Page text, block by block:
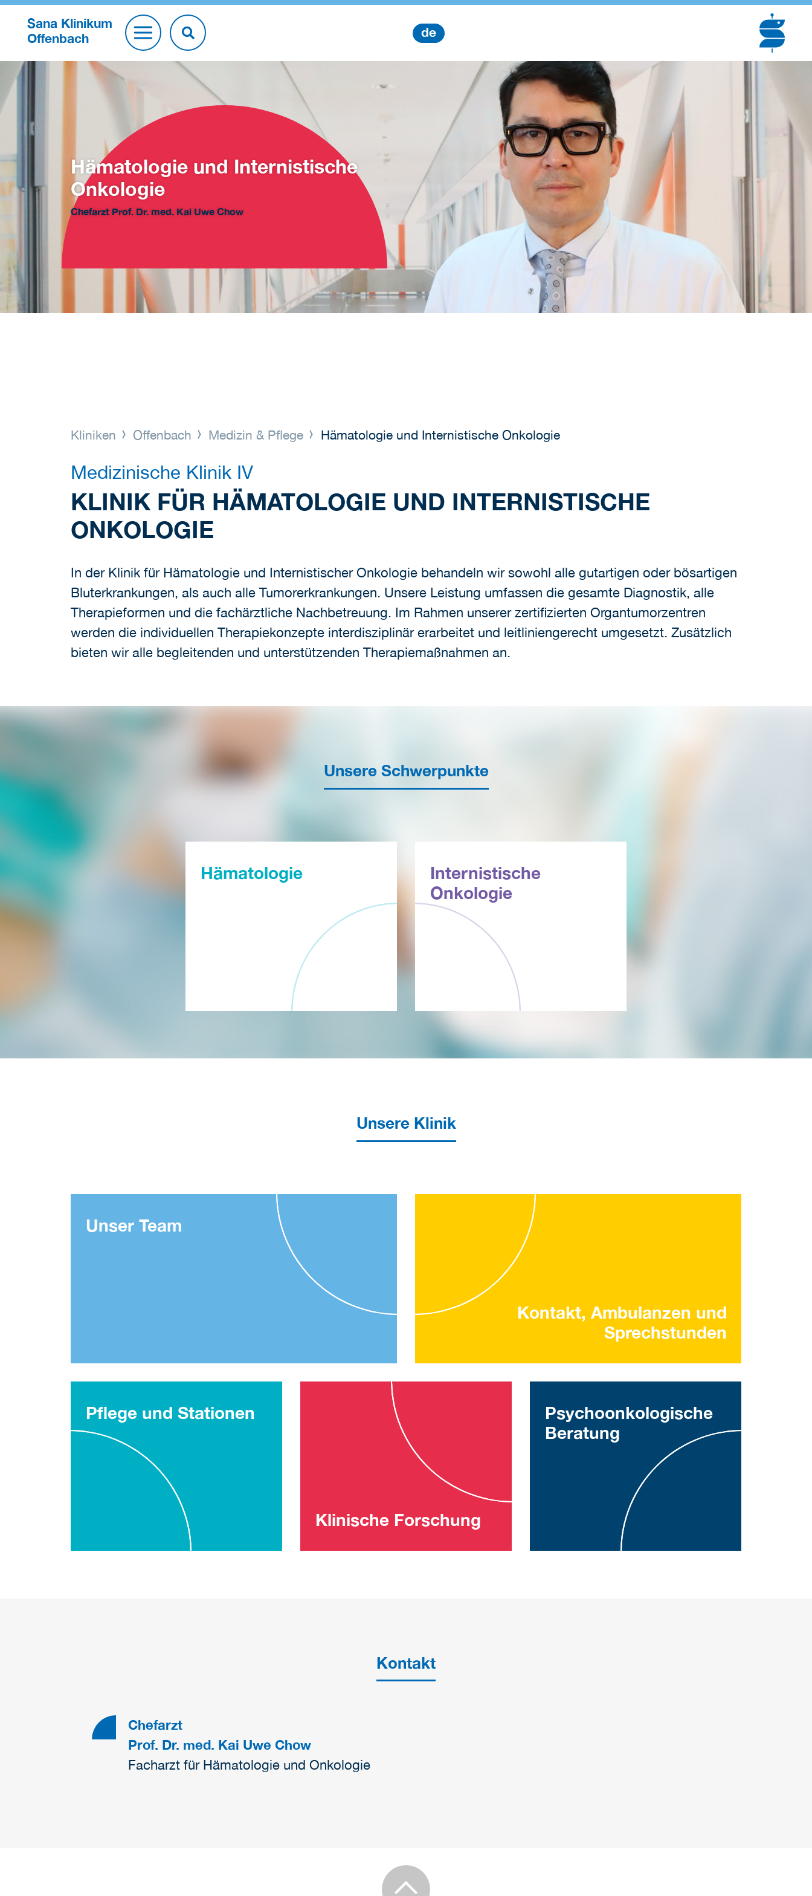
Sana Klinikum
Offenbach
de
Hämatologie und Internistische
Onkologie
Chefarzt Prof. Dr. med. Kai Uwe Chow
Kliniken Offenbach Medizin & Pflege Hämatologie und Internistische Onkologie
Medizinische Klinik IV
KLINIK FÜR HÄMATOLOGIE UND INTERNISTISCHE
ONKOLOGIE
In der Klinik für Hämatologie und Internistischer Onkologie behandeln wir sowohl alle gutartigen oder bösartigen
Bluterkrankungen, als auch alle Tumorerkrankungen. Unsere Leistung umfassen die gesamte Diagnostik, alle
Therapieformen und die fachärztliche Nachbetreuung. Im Rahmen unserer zertifizierten Organtumorzentren
werden die individuellen Therapiekonzepte interdisziplinär erarbeitet und leitliniengerecht umgesetzt. Zusätzlich
bieten wir alle begleitenden und unterstützenden Therapiemaßnahmen an.
Unsere Schwerpunkte
Hämatologie
Internistische
Onkologie
Unsere Klinik
Unser Team
Kontakt, Ambulanzen und
Sprechstunden
Pflege und Stationen
Klinische Forschung
Psychoonkologische
Beratung
Kontakt
Chefarzt
Prof. Dr. med. Kai Uwe Chow
Facharzt für Hämatologie und Onkologie